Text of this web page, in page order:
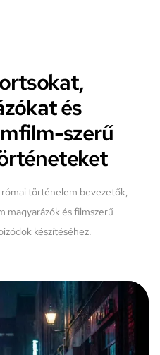
és
szerű
történelem bevezetők,
magyarázók és filmszerű
készítéséhez.